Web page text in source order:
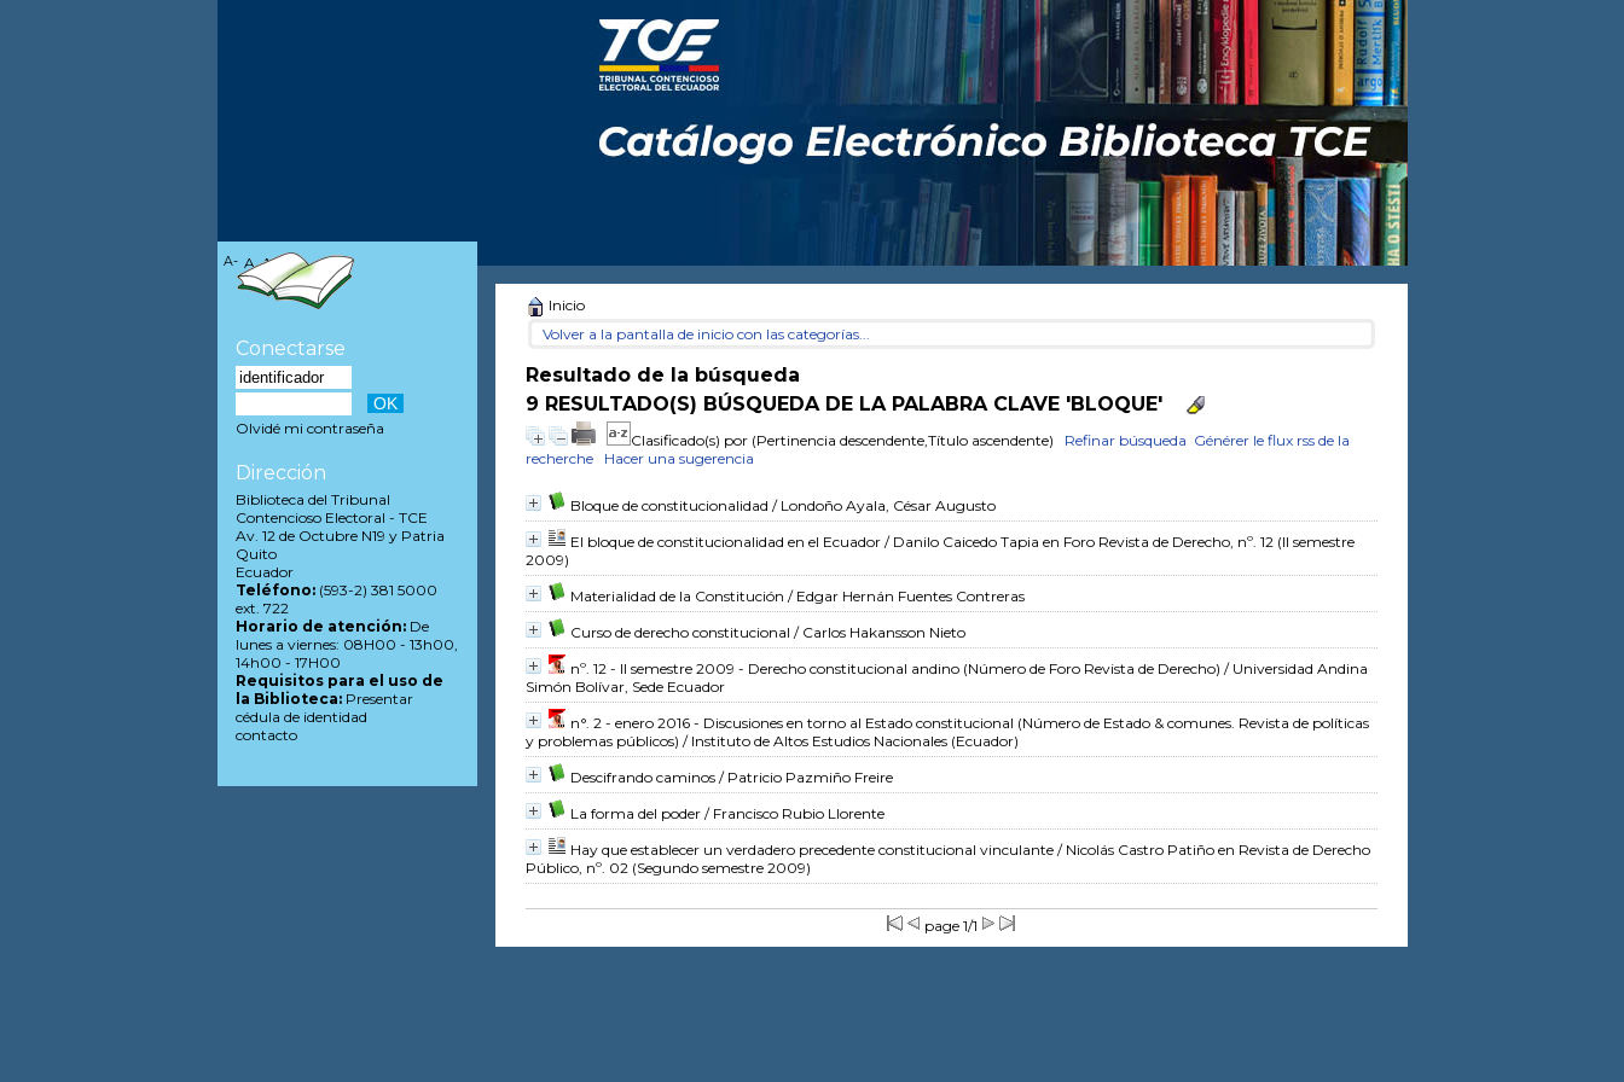
Inicio
Volver a la pantalla de inicio con las categorías...
Resultado de la búsqueda
9 RESULTADO(S) BÚSQUEDA DE LA PALABRA CLAVE 'BLOQUE'
Clasificado(s) por (Pertinencia descendente,Título ascendente) Refinar búsqueda Générer le flux rss de la
recherche
Hacer una sugerencia
Bloque de constitucionalidad / Londoño Ayala, César Augusto
El bloque de constitucionalidad en el Ecuador/ Danilo Caicedo Tapia en Foro Revista de Derecho, nº. 12 (II semestre
2009)
Materialidad de la Constitución / Edgar Hernán Fuentes Contreras
Curso de derecho constitucional / Carlos Hakansson Nieto
nº. 12 - II semestre 2009 - Derecho constitucional andino(Número de Foro Revista de Derecho) / Universidad Andina
Simón Bolívar, Sede Ecuador
n°. 2 - enero 2016 - Discusiones en torno al Estado constitucional (Número de Estado & comunes. Revista de políticas
y problemas públicos) / Instituto de Altos Estudios Nacionales (Ecuador)
Descifrando caminos/ Patricio Pazmiño Freire
La forma del poder/ Francisco Rubio Llorente
Hay que establecer un verdadero precedente constitucional vinculante/ Nicolás Castro Patiño en Revista de Derecho
Público, nº. 02 (Segundo semestre 2009)
page 1/1
A- A A+
Conectarse
Olvidé mi contraseña
Dirección
Biblioteca del Tribunal
Contencioso Electoral - TCE
Av. 12 de Octubre N19 y Patria
Quito
Ecuador
Teléfono:(593-2) 381 5000
ext. 722
Horario de atención:De
lunes a viernes: 08H00 - 13h00,
14h00 - 17H00
Requisitos para el uso de
la Biblioteca:Presentar
cédula de identidad
contacto